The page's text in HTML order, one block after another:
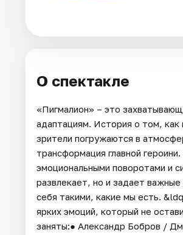
О спектакле
«Пигмалион» – это
адаптациям. История о том,
зрители погружаются в
трансформация главной
эмоциональными поворотами и
развлекает, но и задает
себя такими, какие мы есть.
ярких эмоций, который не
заняты:● Александр Бобров /